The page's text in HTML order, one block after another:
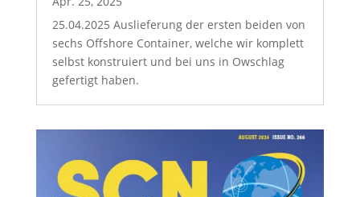
25.04.2025 Auslieferung der ersten beiden von
sechs Offshore Container, welche wir komplett
selbst konstruiert und bei uns in Owschlag
gefertigt haben.